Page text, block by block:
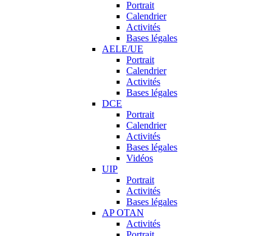
Portrait
Calendrier
Activités
Bases légales
AELE/UE
Portrait
Calendrier
Activités
Bases légales
DCE
Portrait
Calendrier
Activités
Bases légales
Vidéos
UIP
Portrait
Activités
Bases légales
AP OTAN
Activités